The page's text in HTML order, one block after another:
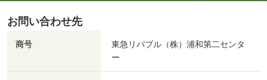
お問い合わせ先
商号
東急リバブル（株）浦和第二センタ
ー